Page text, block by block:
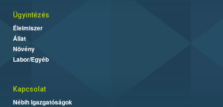
Ügyintézés
Élelmiszer
Állat
Növény
Labor/Egyéb
Kapcsolat
Nébih Igazgatóságok